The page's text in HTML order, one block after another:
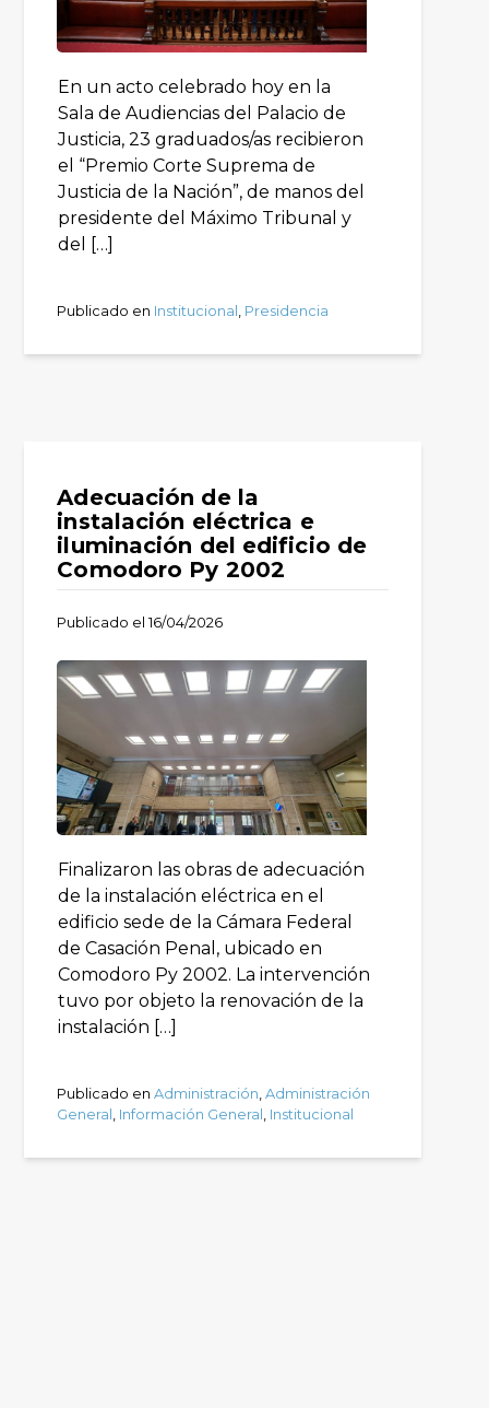
En un acto celebrado hoy en la
Sala de Audiencias del Palacio de
Justicia, 23 graduados/as recibieron
el “Premio Corte Suprema de
Justicia de la Nación”, de manos del
presidente del Máximo Tribunal y
del […]
Publicado en Institucional , Presidencia
Adecuación de la
instalación eléctrica e
iluminación del edificio de
Comodoro Py 2002
Publicado el16/04/2026
Finalizaron las obras de adecuación
de la instalación eléctrica en el
edificio sede de la Cámara Federal
de Casación Penal, ubicado en
Comodoro Py 2002. La intervención
tuvo por objeto la renovación de la
instalación […]
Publicado enAdministración ,Administración
General Información General Institucional